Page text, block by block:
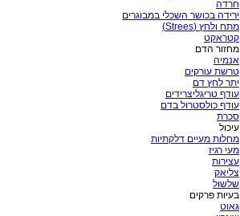
חרדה
ירידה בכושר השכלי במבוגרים
מתח ולחץ (Strees)
קטראקט
מחזור הדם
אנמיה
טרשת עורקים
יתר לחץ דם
עודף טריגליצרידים
עודף כולסטרול בדם
סכרת
עיכול
מחלות מעיים דלקתיות
מעי רגיז
עצירות
צליאק
שלשול
בעיות פרקים
גאוט